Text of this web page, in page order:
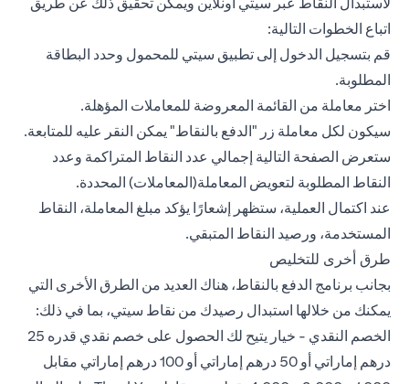
اتباع الخطوات التالية:
قم بتسجيل الدخول إلى تطبيق سيتي للمحمول وحدد البطاقة
المطلوبة.
اختر معاملة من القائمة المعروضة للمعاملات المؤهلة.
سيكون لكل معاملة زر "الدفع بالنقاط" يمكن النقر عليه للمتابعة.
ستعرض الصفحة التالية إجمالي عدد النقاط المتراكمة وعدد
النقاط المطلوبة لتعويض المعاملة(المعاملات) المحددة.
عند اكتمال العملية، ستظهر إشعارًا يؤكد مبلغ المعاملة، النقاط
المستخدمة، ورصيد النقاط المتبقي.
طرق أخرى للتخليص
بجانب برنامج الدفع بالنقاط، هناك العديد من الطرق الأخرى التي
يمكنك من خلالها استبدال رصيدك من نقاط سيتي، بما في ذلك:
الخصم النقدي - خيار يتيح لك الحصول على خصم نقدي قدره 25
درهم إماراتي أو 50 درهم إماراتي أو 100 درهم إماراتي مقابل